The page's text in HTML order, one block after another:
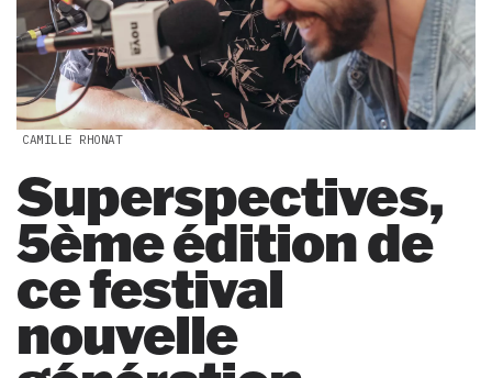
CAMILLE RHONAT
Superspectives,
5ème édition de
ce festival
nouvelle